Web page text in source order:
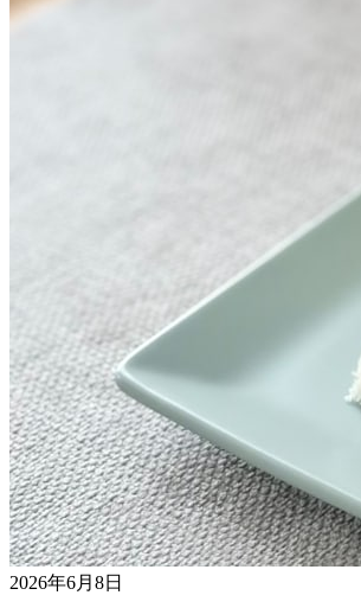
2026年6月8日